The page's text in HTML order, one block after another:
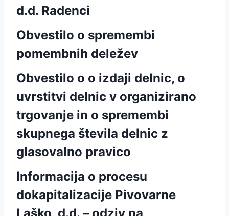
d.d. Radenci
Obvestilo o spremembi
pomembnih deležev
Obvestilo o o izdaji delnic, o
uvrstitvi delnic v organizirano
trgovanje in o spremembi
skupnega števila delnic z
glasovalno pravico
Informacija o procesu
dokapitalizacije Pivovarne